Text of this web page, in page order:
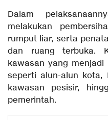
Dalam
melakukan
rumput liar, serta
dan ruang terbuka.
kawasan yang
seperti alun-alun kota,
kawasan pesisir,
pemerintah.